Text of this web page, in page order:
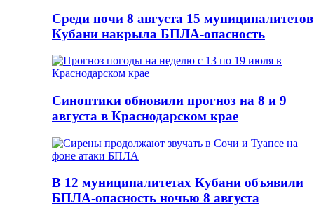
Среди ночи 8 августа 15 муниципалитетов
Кубани накрыла БПЛА-опасность
Синоптики обновили прогноз на 8 и 9
августа в Краснодарском крае
В 12 муниципалитетах Кубани объявили
БПЛА-опасность ночью 8 августа